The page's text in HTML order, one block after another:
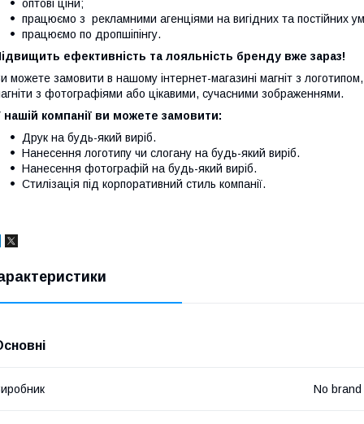
оптові ціни;
працюємо з рекламними агенціями на вигідних та постійних
працюємо по дропшіпінгу.
ефективність та лояльність бренду вже зараз!
можете замовити в нашому інтернет-магазині магніт з
з фотографіями або цікавими, сучасними зображеннями.
нашій компанії ви можете замовити:
Друк на будь-який виріб.
Нанесення логотипу чи слогану на будь-який виріб.
Нанесення фотографій на будь-який виріб.
Стилізація під корпоративний стиль компанії.
No brand